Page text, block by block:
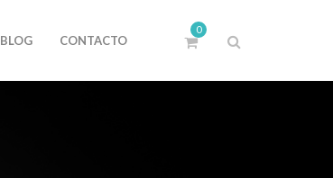
BLOG CONTACTO
0